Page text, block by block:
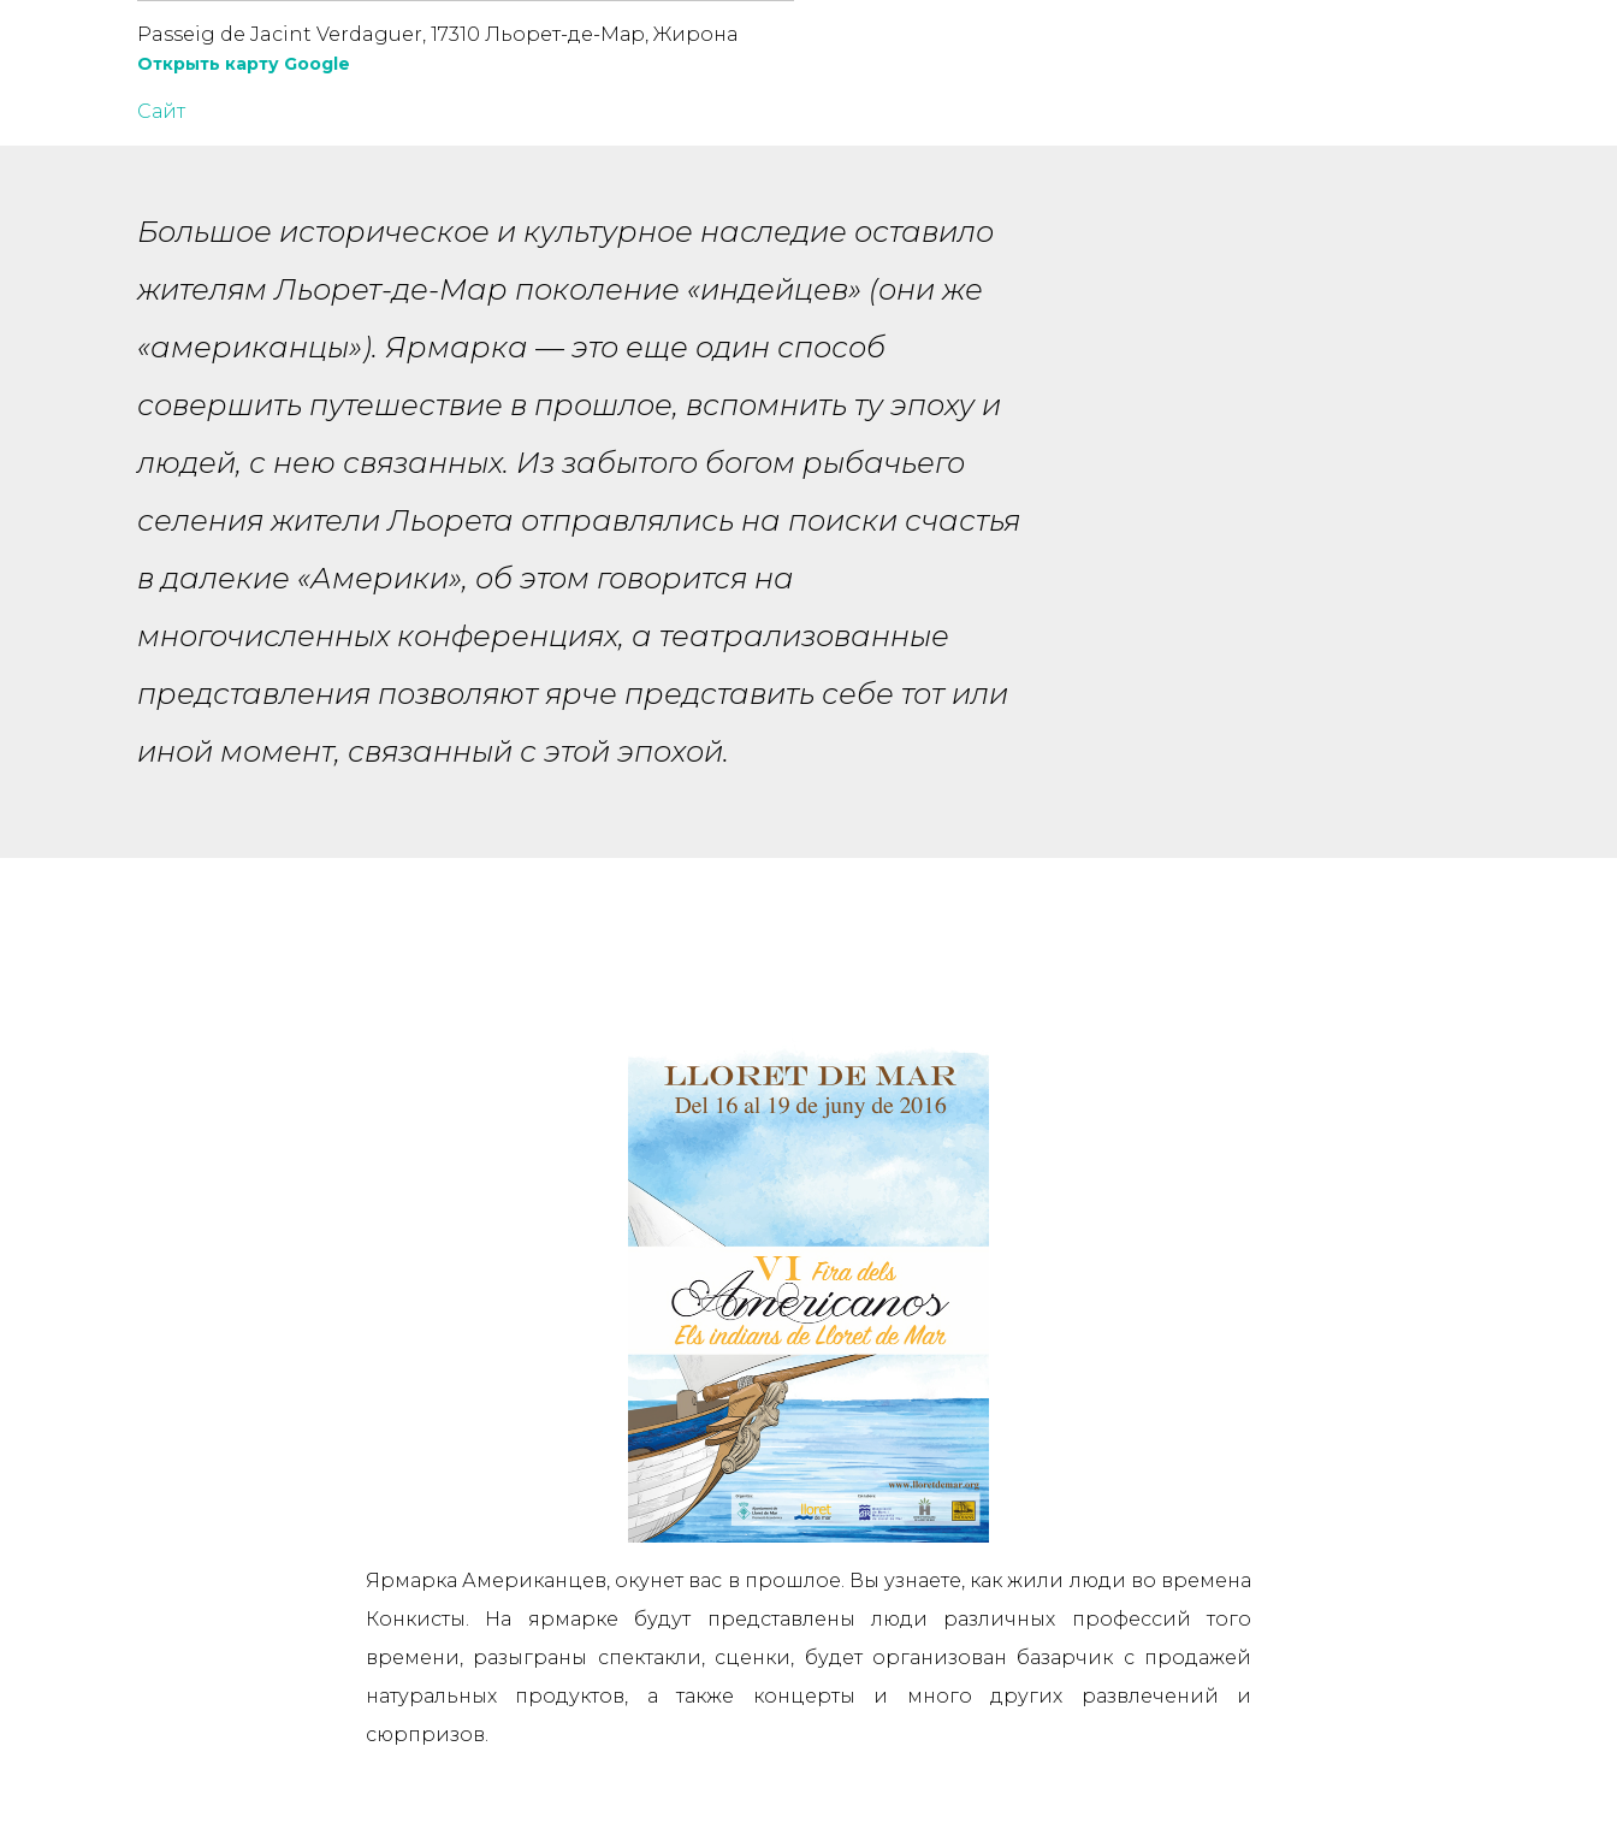
Passeig de Jacint Verdaguer, 17310 Льорет-де-Мар, Жирона
Открыть карту Google
Сайт
Большое историческое и культурное наследие оставило
жителям Льорет-де-Мар поколение «индейцев» (они же
«американцы»). Ярмарка — это еще один способ
совершить путешествие в прошлое, вспомнить ту эпоху и
людей, с нею связанных. Из забытого богом рыбачьего
селения жители Льорета отправлялись на поиски счастья
в далекие «Америки», об этом говорится на
многочисленных конференциях, а театрализованные
представления позволяют ярче представить себе тот или
иной момент, связанный с этой эпохой.
Ярмарка Американцев, окунет вас в прошлое. Вы узнаете, как жили люди во времена
Конкисты. На ярмарке будут представлены люди различных профессий того
времени, разыграны спектакли, сценки, будет организован базарчик с продажей
натуральных продуктов, а также концерты и много других развлечений и
сюрпризов.